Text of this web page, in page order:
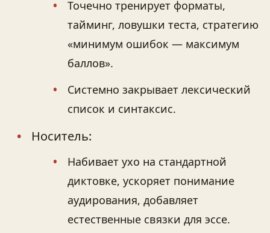
Точечно тренирует форматы,
тайминг, ловушки теста, стратегию
«минимум ошибок — максимум
баллов».
Системно закрывает лексический
список и синтаксис.
Носитель:
Набивает ухо на стандартной
диктовке, ускоряет понимание
аудирования, добавляет
естественные связки для эссе.